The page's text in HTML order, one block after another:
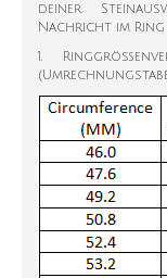
deiner
Nachricht im Ring
1.